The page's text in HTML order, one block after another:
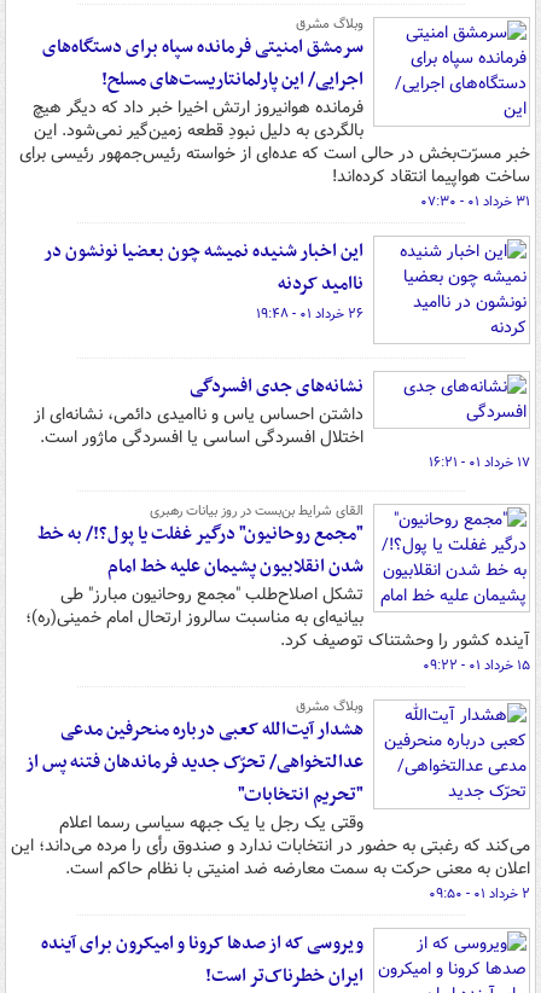
وبلاگ مشرق
سرمشق امنیتی فرمانده سپاه برای دستگاه‌های
اجرایی/ این پارلمانتاریست‌های مسلح!
فرمانده هوانیروز ارتش اخیرا خبر داد که دیگر هیچ
بالگردی به دلیل نبودِ قطعه زمین‌گیر نمی‌شود. این
خبر مسرّت‌بخش در حالی است که عده‌ای از خواسته رئیس‌جمهور رئیسی برای
ساخت هواپیما انتقاد کرده‌اند!
۳۱ خرداد ۰۱ - ۰۷:۳۰
این اخبار شنیده نمیشه چون بعضیا نونشون در
ناامید کردنه
۲۶ خرداد ۰۱ - ۱۹:۴۸
نشانه‌های جدی افسردگی
داشتن احساس یاس و ناامیدی دائمی، نشانه‌ای از
اختلال افسردگی اساسی یا افسردگی ماژور است.
۱۷ خرداد ۰۱ - ۱۶:۲۱
القای شرایط بن‌بست در روز بیانات رهبری
"مجمع روحانیون" درگیر غفلت یا پول؟!/ به خط
شدن انقلابیون پشیمان علیه خط امام
تشکل اصلاح‌طلب "مجمع روحانیون مبارز" طی
بیانیه‌ای به مناسبت سالروز ارتحال امام خمینی(ره)؛
آینده کشور را وحشتناک توصیف کرد.
۱۵ خرداد ۰۱ - ۰۹:۲۲
وبلاگ مشرق
هشدار آیت‌الله کعبی درباره منحرفین مدعی
عدالتخواهی/ تحرّک جدید فرماندهان فتنه پس از
"تحریم انتخابات"
وقتی یک رجل یا یک جبهه سیاسی رسما اعلام
می‌کند که رغبتی به حضور در انتخابات ندارد و صندوق رأی را مرده می‌داند؛ این
اعلان به معنی حرکت به سمت معارضه ضد امنیتی با نظام حاکم است.
۲ خرداد ۰۱ - ۰۹:۵۰
ویروسی که از صدها کرونا و امیکرون برای آینده
ایران خطرناک‌تر است!